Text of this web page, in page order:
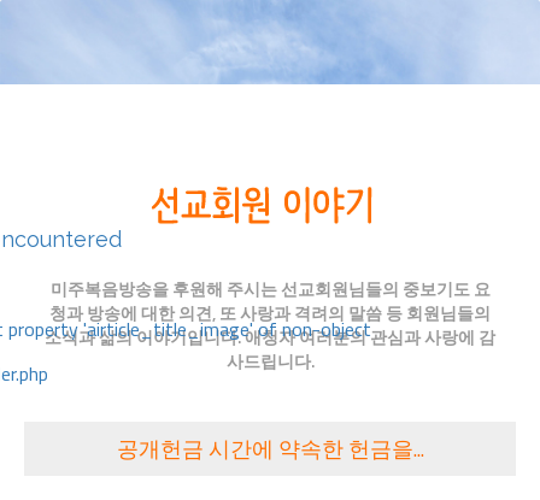
property 'airticle_title_image' of non-object
미주복음방송을 후원해 주시는 선교회원님들의 중보기도 요
청과 방송에 대한 의견, 또 사랑과 격려의 말씀 등 회원님들의
소식과 삶의 이야기입니다. 애청자 여러분의 관심과 사랑에 감
사드립니다.
공개헌금 시간에 약속한 헌금을...